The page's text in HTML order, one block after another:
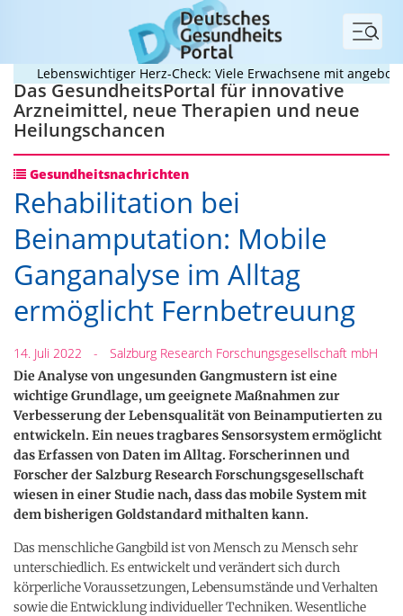
Menü
Lebenswichtiger Herz-Check: Viele Erwachsene mit
Das GesundheitsPortal für innovative
Arzneimittel, neue Therapien und neue
Heilungschancen
Gesundheitsnachrichten
Rehabilitation bei
Beinamputation: Mobile
Ganganalyse im Alltag
ermöglicht Fernbetreuung
14. Juli 2022 - Salzburg Research Forschungsgesellschaft mbH
Die Analyse von ungesunden Gangmustern ist eine
wichtige Grundlage, um geeignete Maßnahmen zur
Verbesserung der Lebensqualität von Beinamputierten zu
entwickeln. Ein neues tragbares Sensorsystem ermöglicht
das Erfassen von Daten im Alltag. Forscherinnen und
Forscher der Salzburg Research Forschungsgesellschaft
wiesen in einer Studie nach, dass das mobile System mit
dem bisherigen Goldstandard mithalten kann.
Das menschliche Gangbild ist von Mensch zu Mensch sehr
unterschiedlich. Es entwickelt und verändert sich durch
körperliche Voraussetzungen, Lebensumstände und Verhalten
sowie die Entwicklung individueller Techniken. Wesentliche